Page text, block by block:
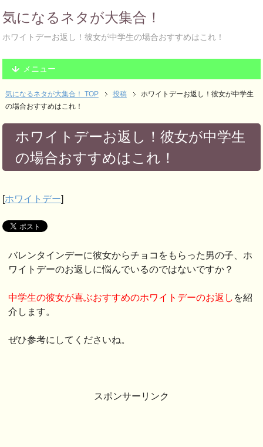
気になるネタが大集合！
ホワイトデーお返し！彼女が中学生の場合おすすめはこれ！
メニュー
気になるネタが大集合！ TOP 投稿
ホワイトデーお返し！彼女が中学生
の場合おすすめはこれ！
ホワイトデーお返し！彼女が中学生
の場合おすすめはこれ！
[ホワイトデー]
バレンタインデーに彼女からチョコをもらった男の子、ホ
ワイトデーのお返しに悩んでいるのではないですか？
中学生の彼女が喜ぶおすすめのホワイトデーのお返し を紹
介します。
ぜひ参考にしてくださいね。
スポンサーリンク